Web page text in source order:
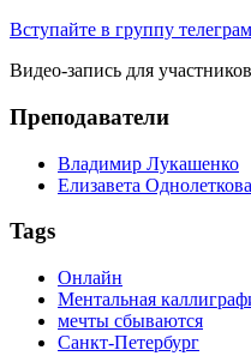
Вступайте в группу
Видео-запись для
Преподаватели
Владимир Лукашенко
Елизавета Однолеткова
Tags
Онлайн
Ментальная
мечты сбываются
Санкт-Петербург